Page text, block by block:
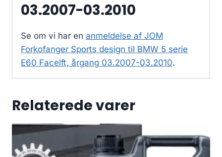
03.2007-03.2010
Se om vi har en anmeldelse af JOM
Forkofanger Sports design til BMW 5 serie
E60 Facelft, årgang 03.2007-03.2010.
Relaterede varer